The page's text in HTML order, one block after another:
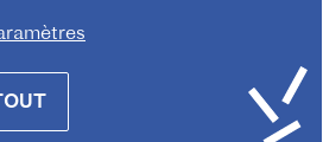
38, 1020 Wien
(01) - 90 90 89 90